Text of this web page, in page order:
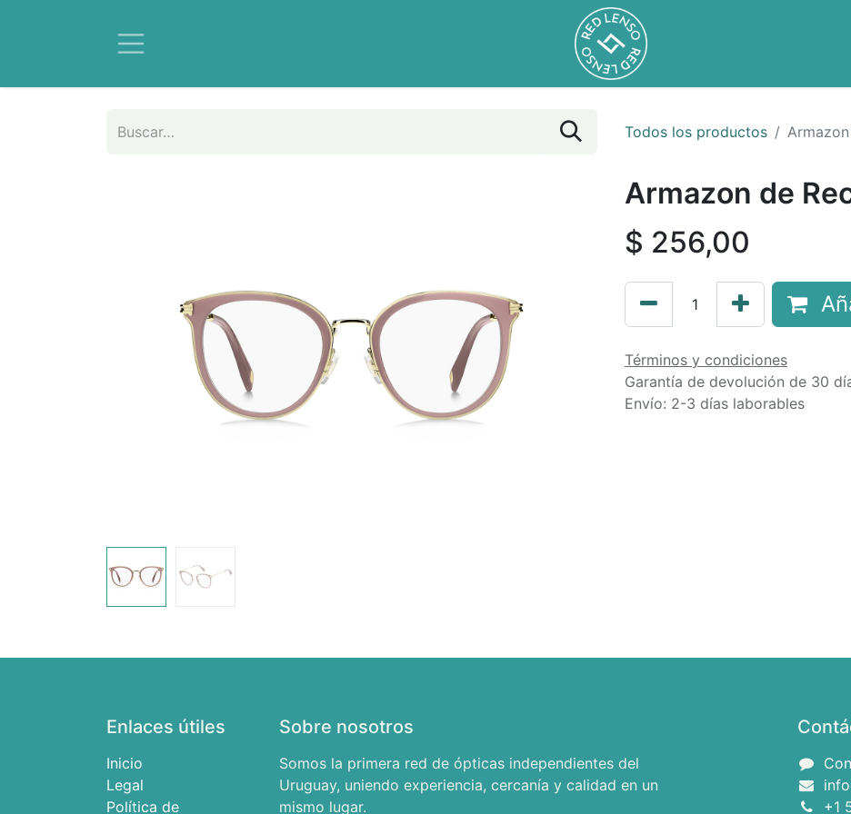
Todos los productos
Armazon de
$ 256,00
Términos y condiciones
Garantía de devolución de 30
Envío: 2-3 días laborables
Enlaces útiles
Inicio
Legal
Política de
Sobre nosotros
Somos la primera red de ópticas independientes del
Uruguay, uniendo experiencia, cercanía y calidad en un
mismo lugar.
+1